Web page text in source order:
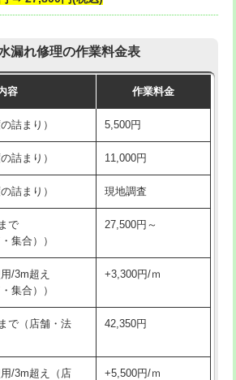
） 11,000円+材料費
便座） 16,500円+材料費
付・デッキ
13,200円+材料費
（壁付・デッキ
16,500円+材料費
水トラップ
）
22,000円+材料費
品） 11,000円+材料費
） 13,200円
栓）
・分岐水栓） 16,500円
漏れ修理の作業料金表
容 作業料金
詰まり） 5,500円
詰まり） 11,000円
詰まり） 現地調査
で
集合））
27,500円～
/3m超え
集合））
+3,300円/ｍ
で（店舗・法
42,350円
/3m超え（店
+5,500円/ｍ